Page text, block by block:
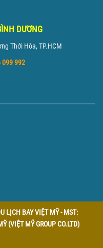
DƯƠNG
Thới Hòa, TP.HCM
099 992
LỊCH BAY VIỆT MỸ - MST:
(VIỆT MỸ GROUP CO.LTD)